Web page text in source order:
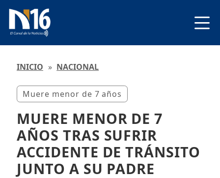
INICIO » NACIONAL
Muere menor de 7 años
MUERE MENOR DE 7
AÑOS TRAS SUFRIR
ACCIDENTE DE TRÁNSITO
JUNTO A SU PADRE